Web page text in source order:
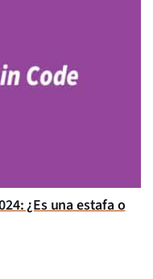
¿Es una estafa o